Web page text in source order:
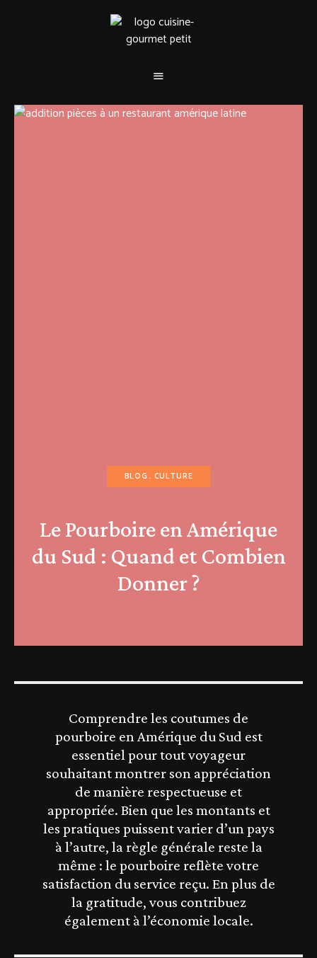
BLOG CULTURE
Le Pourboire en Amérique
du Sud : Quand et Combien
Donner ?
Comprendre les coutumes de
pourboire en Amérique du Sud est
essentiel pour tout voyageur
souhaitant montrer son appréciation
de manière respectueuse et
appropriée. Bien que les montants et
les pratiques puissent varier d’un pays
à l’autre, la règle générale reste la
même : le pourboire reflète votre
satisfaction du service reçu. En plus de
la gratitude, vous contribuez
également à l’économie locale.